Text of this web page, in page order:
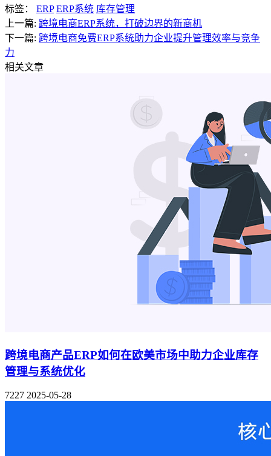
标签： ERP ERP系统 库存管理
上一篇: 跨境电商ERP系统，打破边界的新商机
下一篇: 跨境电商免费ERP系统助力企业提升管理效率与竞争
力
相关文章
跨境电商产品ERP如何在欧美市场中助力企业库存
管理与系统优化
7227 2025-05-28